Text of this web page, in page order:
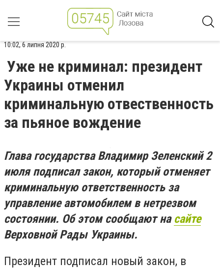
10:02, 6 липня 2020 р.
Уже не криминал: президент
Украины отменил
криминальную отвественность
за пьяное вождение
Глава государства Владимир Зеленский 2
июля подписал закон, который отменяет
криминальную ответственность за
управление автомобилем в нетрезвом
состоянии. Об этом сообщают на сайте
Верховной Рады Украины.
Президент подписал новый закон, в